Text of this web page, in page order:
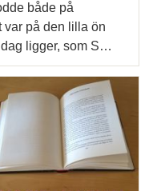
både på
var på den lilla ön
ligger, som S…